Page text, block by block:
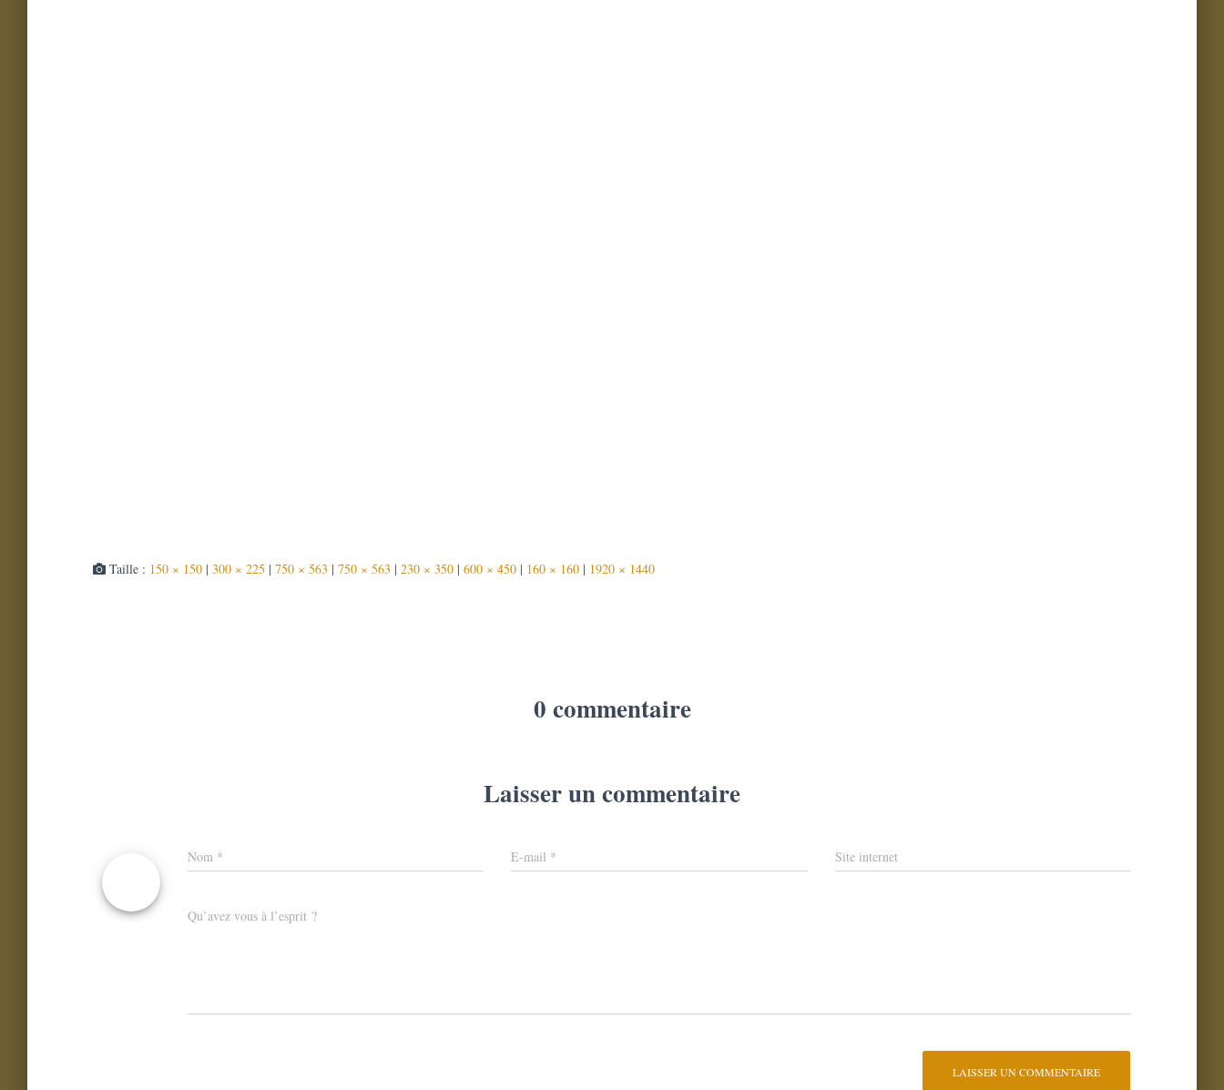
Taille : 150 × 150 | 300 × 225 | 750 × 563 | 750 × 563 | 230 × 350 | 600 × 450 | 160 × 160 | 1920 × 1440
0 commentaire
Laisser un commentaire
Nom * E-mail * Site internet
Qu’avez vous à l’esprit ?